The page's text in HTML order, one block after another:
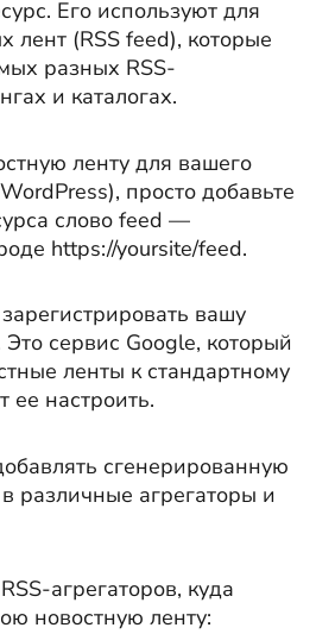
Его используют для
лент (RSS feed), которые
разных RSS-
и каталогах.
ленту для вашего
просто добавьте
слово feed —
https://yoursite/feed.
вашу
Это сервис Google, который
ленты к стандартному
ее настроить.
сгенерированную
различные агрегаторы и
агрегаторов, куда
новостную ленту: